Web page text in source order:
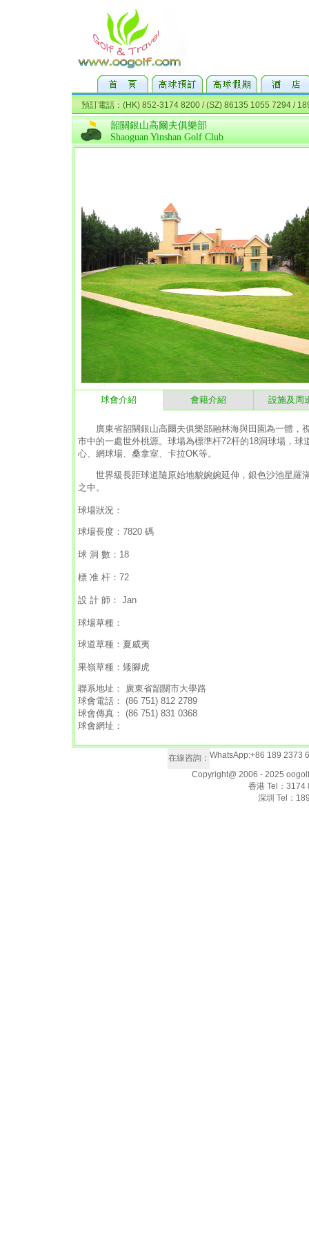
韶關銀山高爾夫俱樂部
Shaoguan Yinshan Golf Club
球會介紹 會籍介紹 設施及周
廣東省韶關銀山高爾夫俱樂部融林海與田園為一體，
市中的一處世外桃源。球場為標準杆72杆的18洞球場，
心、網球場、桑拿室、卡拉OK等。
世界級長距球道隨原始地貌婉婉延伸，銀色沙池星羅
之中。
球場狀況：
球場長度：7820 碼
球 洞 數：18
標 准 杆：72
設 計 師： Jan
球場草種：
球道草種：夏威夷
果嶺草種：矮腳虎
聯系地址： 廣東省韶關市大學路
球會電話： (86 751) 812 2789
球會傳真： (86 751) 831 0368
球會網址：